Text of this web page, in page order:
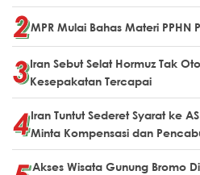
MPR Mulai Bahas Materi PPHN
Iran Sebut Selat Hormuz Tak
Kesepakatan Tercapai
Iran Tuntut Sederet Syarat ke
Minta Kompensasi dan
Akses Wisata Gunung Bromo